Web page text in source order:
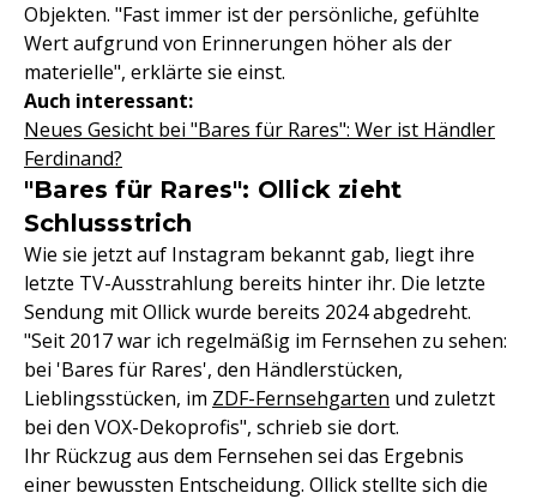
Objekten. "Fast immer ist der persönliche, gefühlte
Wert aufgrund von Erinnerungen höher als der
materielle", erklärte sie einst.
Auch interessant:
Neues Gesicht bei "Bares für Rares": Wer ist Händler
Ferdinand?
"Bares für Rares": Ollick zieht
Schlussstrich
Wie sie jetzt auf Instagram bekannt gab, liegt ihre
letzte TV-Ausstrahlung bereits hinter ihr. Die letzte
Sendung mit Ollick wurde bereits 2024 abgedreht.
"Seit 2017 war ich regelmäßig im Fernsehen zu sehen:
bei 'Bares für Rares', den Händlerstücken,
Lieblingsstücken, im ZDF-Fernsehgarten und zuletzt
bei den VOX-Dekoprofis", schrieb sie dort.
Ihr Rückzug aus dem Fernsehen sei das Ergebnis
einer bewussten Entscheidung. Ollick stellte sich die